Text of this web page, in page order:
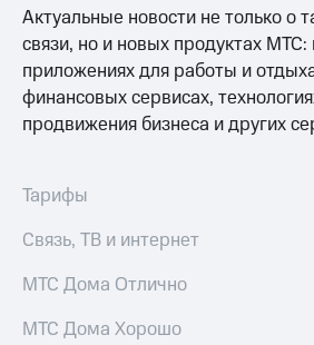
Документы
ПАО
"МТС"
Собрания
акционеров
Личный
Контроль
и
аудит
Рынок
Актуальные новости не только о
связи, но и новых продуктах
приложениях для работы и
финансовых сервисах,
продвижения бизнеса и других
Тарифы
Связь, ТВ и интернет
МТС Дома Отлично
МТС Дома Хорошо